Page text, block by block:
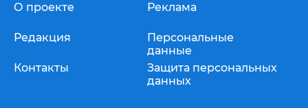
О проекте
Редакция
Контакты
Реклама
Персональные
данные
Защита персональных
данных